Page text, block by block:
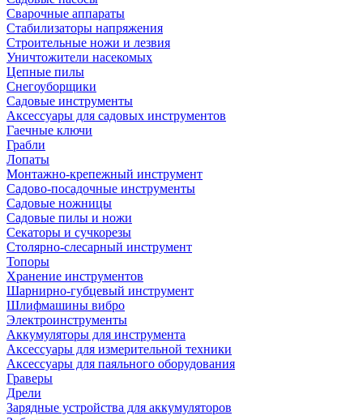
Сварочные аппараты
Стабилизаторы напряжения
Строительные ножи и лезвия
Уничтожители насекомых
Цепные пилы
Снегоуборщики
Садовые инструменты
Аксессуары для садовых инструментов
Гаечные ключи
Грабли
Лопаты
Монтажно-крепежный инструмент
Садово-посадочные инструменты
Садовые ножницы
Садовые пилы и ножи
Секаторы и сучкорезы
Столярно-слесарный инструмент
Топоры
Хранение инструментов
Шарнирно-губцевый инструмент
Шлифмашины вибро
Электроинструменты
Аккумуляторы для инструмента
Аксессуары для измерительной техники
Аксессуары для паяльного оборудования
Граверы
Дрели
Зарядные устройства для аккумуляторов